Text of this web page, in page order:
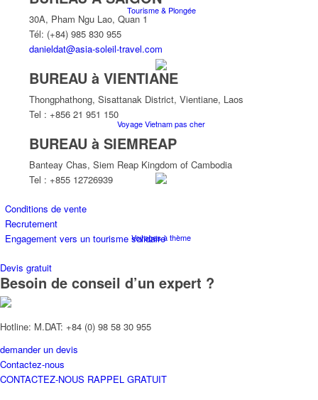
Tourisme & Plongée
Voyage Vietnam pas cher
Voyages à thème
30A, Pham Ngu Lao, Quan 1
Tél: (+84) 985 830 955
danieldat@asia-soleil-travel.com
BUREAU à VIENTIANE
Thongphathong, Sisattanak District, Vientiane, Laos
Tel : +856 21 951 150
BUREAU à SIEMREAP
Banteay Chas, Siem Reap Kingdom of Cambodia
Tel : +855 12726939
Conditions de vente
Recrutement
Engagement vers un tourisme solidaire
Devis gratuit
Besoin de conseil d’un expert ?
Hotline: M.DAT: +84 (0) 98 58 30 955
demander un devis
Contactez-nous
CONTACTEZ-NOUS RAPPEL GRATUIT